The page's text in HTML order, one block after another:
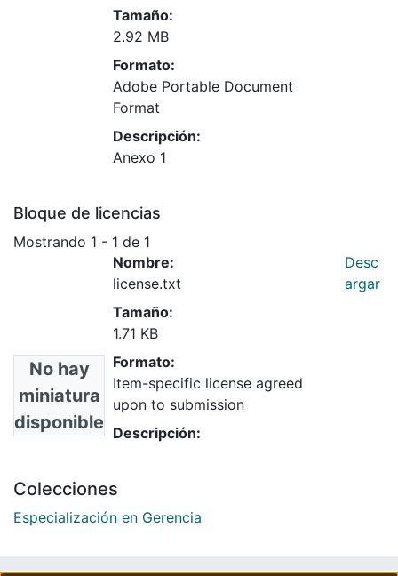
Tamaño:
2.92 MB
Formato:
Adobe Portable Document
Format
Descripción:
Anexo 1
Bloque de licencias
Mostrando 1 - 1 de 1
No hay
miniatura
disponible
Nombre:
license.txt
Tamaño:
1.71 KB
Formato:
Item-specific license agreed
upon to submission
Descripción:
Desc
argar
Colecciones
Especialización en Gerencia